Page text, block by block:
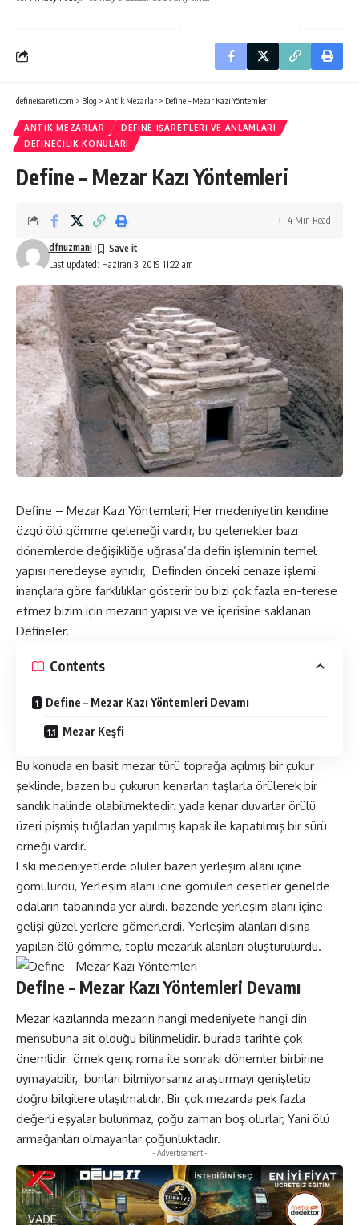
defineisareti.com > Blog > Antik Mezarlar > Define – Mezar Kazı Yöntemleri
ANTIK MEZARLAR
DEFINE İŞARETLERI VE ANLAMLARI
DEFINECILIK KONULARI
Define – Mezar Kazı Yöntemleri
Last updated: Haziran 3, 2019 11:22 am
dfnuzmani
4 Min Read
Define – Mezar Kazı Yöntemleri; Her medeniyetin kendine
özgü ölü gömme geleneği vardır, bu gelenekler bazı
dönemlerde değişikliğe uğrasa’da defin işleminin temel
yapısı neredeyse aynıdır, Definden önceki cenaze işlemi
inançlara göre farklılıklar gösterir bu bizi çok fazla en-terese
etmez bizim için mezarın yapısı ve ve içerisine saklanan
Defineler.
Contents
Define – Mezar Kazı Yöntemleri Devamı
Mezar Keşfi
Bu konuda en basit mezar türü toprağa açılmış bir çukur
şeklinde, bazen bu çukurun kenarları taşlarla örülerek bir
sandık halinde olabilmektedir. yada kenar duvarlar örülü
üzeri pişmiş tuğladan yapılmış kapak ile kapatılmış bir sürü
örneği vardır.
Eski medeniyetlerde ölüler bazen yerleşim alanı içine
gömülürdü, Yerleşim alanı içine gömülen cesetler genelde
odaların tabanında yer alırdı. bazende yerleşim alanı içine
gelişi güzel yerlere gömerlerdi. Yerleşim alanları dışına
yapılan ölü gömme, toplu mezarlık alanları oluşturulurdu.
Define – Mezar Kazı Yöntemleri Devamı
Mezar kazılarında mezarın hangi medeniyete hangi din
mensubuna ait olduğu bilinmelidir. burada tarihte çok
önemlidir örnek genç roma ile sonraki dönemler birbirine
uymayabilir, bunları bilmiyorsanız araştırmayı genişletip
doğru bilgilere ulaşılmalıdır. Bir çok mezarda pek fazla
değerli eşyalar bulunmaz, çoğu zaman boş olurlar, Yani ölü
armağanları olmayanlar çoğunluktadır.
- Advertisement -